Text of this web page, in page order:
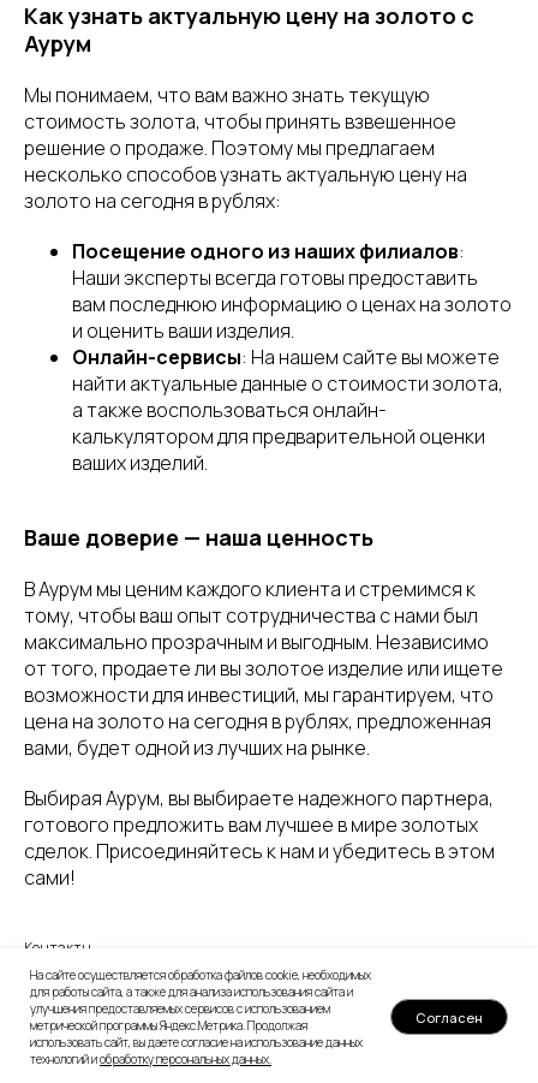
Как узнать актуальную цену на золото с
Аурум
Мы понимаем, что вам важно знать текущую
стоимость золота, чтобы принять взвешенное
решение о продаже. Поэтому мы предлагаем
несколько способов узнать актуальную цену на
золото на сегодня в рублях:
Посещение одного из наших филиалов:
Наши эксперты всегда готовы предоставить
вам последнюю информацию о ценах на золото
и оценить ваши изделия.
Онлайн-сервисы: На нашем сайте вы можете
найти актуальные данные о стоимости золота,
а также воспользоваться онлайн-
калькулятором для предварительной оценки
ваших изделий.
Ваше доверие — наша ценность
В Аурум мы ценим каждого клиента и стремимся к
тому, чтобы ваш опыт сотрудничества с нами был
максимально прозрачным и выгодным. Независимо
от того, продаете ли вы золотое изделие или ищете
возможности для инвестиций, мы гарантируем, что
цена на золото на сегодня в рублях, предложенная
вами, будет одной из лучших на рынке.
Выбирая Аурум, вы выбираете надежного партнера,
готового предложить вам лучшее в мире золотых
сделок. Присоединяйтесь к нам и убедитесь в этом
сами!
Контакты
На сайте осуществляется обработка файлов cookie, необходимых
для работы сайта, а также для анализа использования сайта и
улучшения предоставляемых сервисов с использованием
метрической программы Яндекс.Метрика. Продолжая
использовать сайт, вы даете согласие на использование данных
технологий иобработку персональных данных.
Согласен